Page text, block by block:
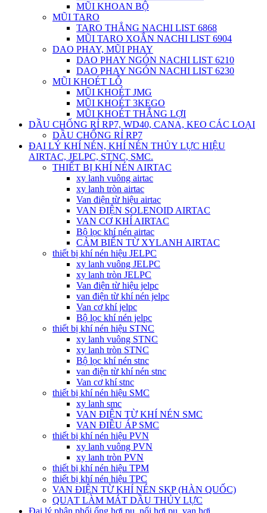
MŨI KHOAN BỘ
MŨI TARO
TARO THẲNG NACHI LIST 6868
MŨI TARO XOẮN NACHI LIST 6904
DAO PHAY, MŨI PHAY
DAO PHAY NGÓN NACHI LIST 6210
DAO PHAY NGÓN NACHI LIST 6230
MŨI KHOÉT LỖ
MŨI KHOÉT JMG
MŨI KHOÉT 3KEGO
MŨI KHOÉT THẮNG LỢI
DẦU CHỐNG RỈ RP7, WD40, CANA, KEO CÁC LOẠI
DẦU CHỐNG RỈ RP7
ĐẠI LÝ KHÍ NÉN, KHÍ NÉN THỦY LỰC HIỆU
AIRTAC, JELPC, STNC, SMC.
THIẾT BỊ KHÍ NÉN AIRTAC
xy lanh vuông airtac
xy lanh tròn airtac
Van điện từ hiệu airtac
VAN ĐIỆN SOLENOID AIRTAC
VAN CƠ KHÍ AIRTAC
Bộ lọc khí nén airtac
CẢM BIẾN TỪ XYLANH AIRTAC
thiết bị khí nén hiệu JELPC
xy lanh vuông JELPC
xy lanh tròn JELPC
Van điện từ hiệu jelpc
van điện từ khí nén jelpc
Van cơ khí jelpc
Bộ lọc khí nén jelpc
thiết bị khí nén hiệu STNC
xy lanh vuông STNC
xy lanh tròn STNC
Bộ lọc khí nén stnc
van điện từ khí nén stnc
Van cơ khí stnc
thiết bị khí nén hiệu SMC
xy lanh smc
VAN ĐIỆN TỪ KHÍ NÉN SMC
VAN ĐIỀU ÁP SMC
thiết bị khí nén hiệu PVN
xy lanh vuông PVN
xy lanh tròn PVN
thiết bị khí nén hiệu TPM
thiết bị khí nén hiệu TPC
VAN ĐIỆN TỪ KHÍ NÉN SKP (HÀN QUỐC)
QUẠT LÀM MÁT DẦU THỦY LỰC
Đại lý phân phối ống hơi pu, nối hơi pu, van hơi